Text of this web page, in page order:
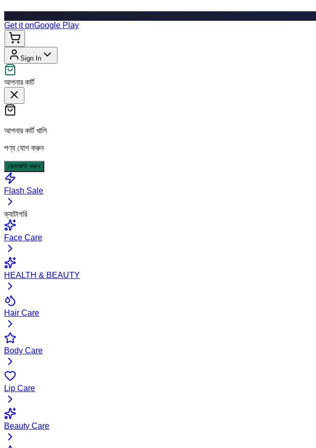
Get it onGoogle Play
Sign In
আপনার কার্ট
আপনার কার্ট খালি
পণ্য যোগ করুন
কেনাকাটা করুন
Flash Sale
ক্যাটাগরি
Face Care
HEALTH & BEAUTY
Hair Care
Body Care
Lip Care
Beauty Care